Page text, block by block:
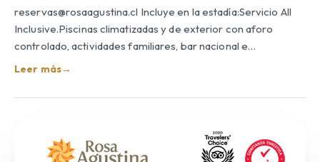
reservas@rosaagustina.cl Incluye en la estadía:Servicio All
Inclusive.Piscinas climatizadas y de exterior con aforo
controlado, actividades familiares, bar nacional e…
Leer más→